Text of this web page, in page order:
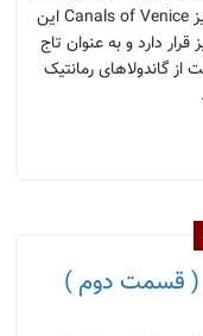
ایتالیا آشنا می کنیم. ۱.جکفسد کانال های ونیز Canals of Venice این
دارد و به عنوان تاج
گاندولاهای رمانتیک
( قسمت دوم )